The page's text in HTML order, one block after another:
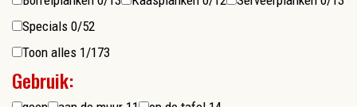
Specials 0/52
Toon alles 1/173
Gebruik: